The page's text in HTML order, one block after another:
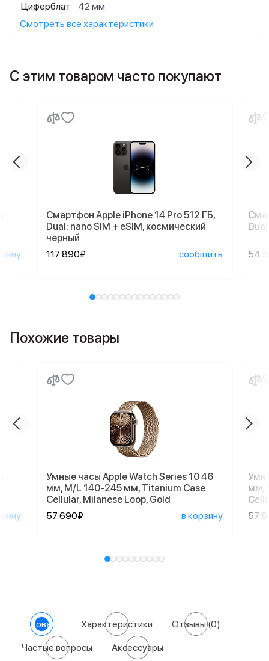
Циферблат
42 мм
Смотреть все характеристики
С этим товаром часто покупают
Смартфон Apple iPhone 14 Pro 512 ГБ,
Dual: nano SIM + eSIM, космический
черный
117 890₽
сообщить 54
Похожие товары
Умные часы Apple Watch Series 10 46
мм, M/L 140-245 мм, Titanium Case
Cellular, Milanese Loop, Gold
57 690₽
в корзину
мм,
57
О товаре Характеристики Отзывы(0)
Частые вопросы Аксессуары